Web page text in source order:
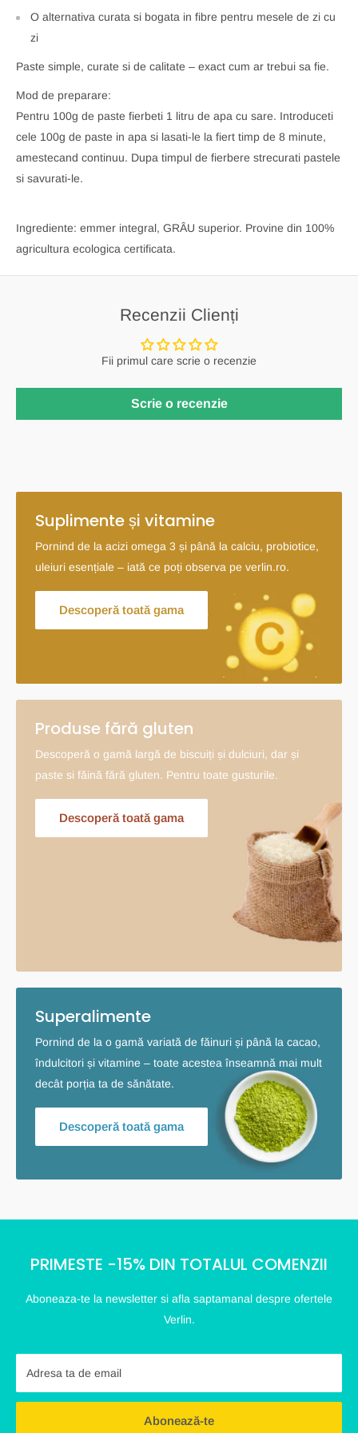
O alternativa curata si bogata in fibre pentru mesele de zi cu
zi
Paste simple, curate si de calitate – exact cum ar trebui sa fie.
Mod de preparare:
Pentru 100g de paste fierbeti 1 litru de apa cu sare. Introduceti
cele 100g de paste in apa si lasati-le la fiert timp de 8 minute,
amestecand continuu. Dupa timpul de fierbere strecurati pastele
si savurati-le.
Ingrediente: emmer integral, GRÂU superior. Provine din 100%
agricultura ecologica certificata.
Recenzii Clienți
Fii primul care scrie o recenzie
Scrie o recenzie
Suplimente și vitamine
Pornind de la acizi omega 3 și până la calciu, probiotice,
uleiuri esențiale – iată ce poți observa pe verlin.ro.
Descoperă toată gama
Produse fără gluten
Descoperă o gamă largă de biscuiți și dulciuri, dar și
paste si făină fără gluten. Pentru toate gusturile.
Descoperă toată gama
Superalimente
Pornind de la o gamă variată de făinuri și până la cacao,
îndulcitori și vitamine – toate acestea înseamnă mai mult
decât porția ta de sănătate.
Descoperă toată gama
PRIMESTE -15% DIN TOTALUL COMENZII
Aboneaza-te la newsletter si afla saptamanal despre ofertele
Verlin.
Adresa ta de email
Abonează-te